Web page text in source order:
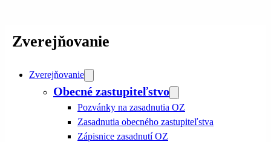
Zverejňovanie
Zverejňovanie
Obecné zastupiteľstvo
Pozvánky na zasadnutia OZ
Zasadnutia obecného zastupiteľstva
Zápisnice zasadnutí OZ